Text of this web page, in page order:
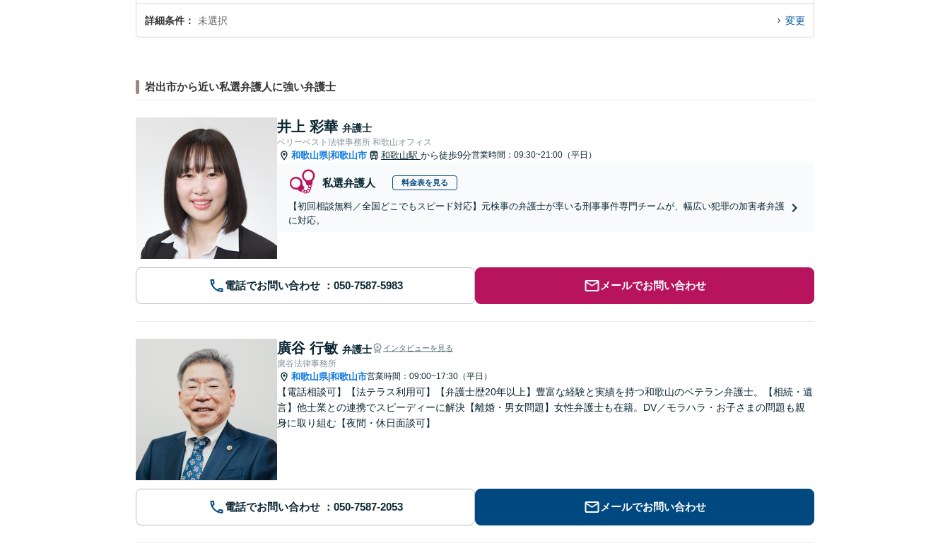
詳細条件 未選択 変更
岩出市から近い私選弁護人に強い弁護士
井上 彩華 弁護士
ベリーベスト法律事務所 和歌山オフィス
和歌山県|和歌山市 和歌山駅 から徒歩9分営業時間：09:30~21:00（平日）
私選弁護人 料金表を見る
【初回相談無料／全国どこでもスピード対応】元検事の弁護士が率いる刑事事件専門チームが、幅広い犯罪の加害者弁護
に対応。
電話でお問い合わせ メールでお問い合わせ
廣谷 行敏 弁護士 インタビューを見る
廣谷法律事務所
和歌山県|和歌山市営業時間：09:00~17:30（平日）
【電話相談可】【法テラス利用可】【弁護士歴20年以上】豊富な経験と実績を持つ和歌山のベテラン弁護士。【相続・遺
言】他士業との連携でスピーディーに解決【離婚・男女問題】女性弁護士も在籍。DV／モラハラ・お子さまの問題も親
身に取り組む【夜間・休日面談可】
電話でお問い合わせ メールでお問い合わせ